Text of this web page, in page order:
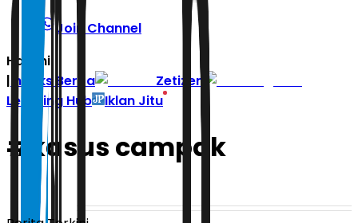
Join Channel
Hari ini
| Indeks Berita
Zetizen
Learning Hub
Iklan Jitu
# kasus campak